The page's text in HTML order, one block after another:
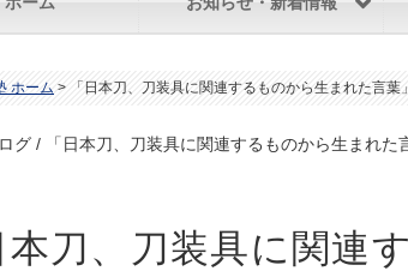
ホーム > 「日本刀、刀装具に関連するものから生まれた言葉」
グ / 「日本刀、刀装具に関連するものから生まれた
本刀、刀装具に関連